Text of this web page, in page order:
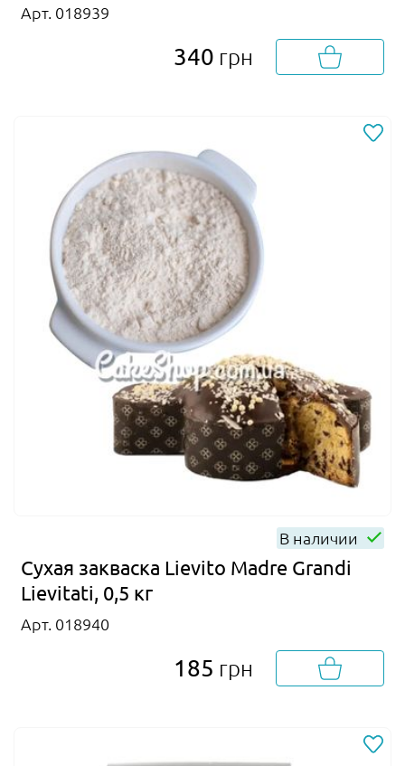
Арт. 018939
340 грн
В наличии
Сухая закваска Lievito Madre Grandi
Lievitati, 0,5 кг
Арт. 018940
185 грн